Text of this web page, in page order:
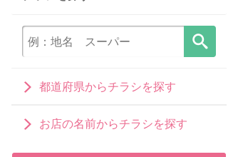
都道府県からチラシを探す
お店の名前からチラシを探す